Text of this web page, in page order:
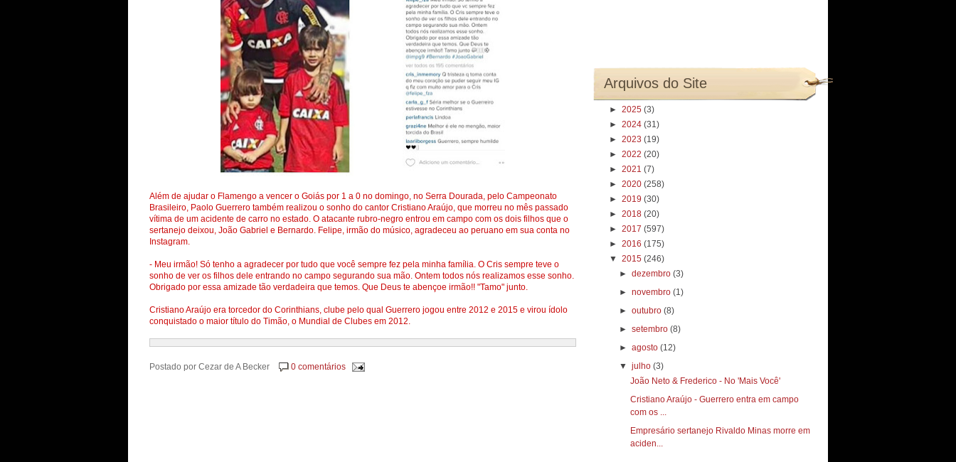
Além de ajudar o Flamengo a vencer o Goiás por 1 a 0 no domingo, no Serra Dourada, pelo Campeonato
Brasileiro, Paolo Guerrero também realizou o sonho do cantor Cristiano Araújo, que morreu no mês passado
vítima de um acidente de carro no estado. O atacante rubro-negro entrou em campo com os dois filhos que o
sertanejo deixou, João Gabriel e Bernardo. Felipe, irmão do músico, agradeceu ao peruano em sua conta no
Instagram.
- Meu irmão! Só tenho a agradecer por tudo que você sempre fez pela minha família. O Cris sempre teve o
sonho de ver os filhos dele entrando no campo segurando sua mão. Ontem todos nós realizamos esse sonho.
Obrigado por essa amizade tão verdadeira que temos. Que Deus te abençoe irmão!! "Tamo" junto.
Cristiano Araújo era torcedor do Corinthians, clube pelo qual Guerrero jogou entre 2012 e 2015 e virou ídolo
conquistado o maior título do Timão, o Mundial de Clubes em 2012.
Postado por Cezar de A Becker 0 comentários
Arquivos do Site
► 2025 (3)
► 2024 (31)
► 2023 (19)
► 2022 (20)
► 2021 (7)
► 2020 (258)
► 2019 (30)
► 2018 (20)
► 2017 (597)
► 2016 (175)
▼ 2015 (246)
►dezembro(3)
►novembro(1)
►outubro(8)
►setembro(8)
►agosto(12)
▼julho(3)
João Neto & Frederico - No 'Mais Você'
Cristiano Araújo - Guerrero entra em campo
com os ...
Empresário sertanejo Rivaldo Minas morre em
aciden...